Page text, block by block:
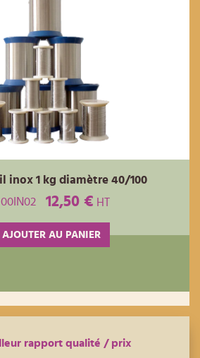
inox 1 kg diamètre 40/100
12,50 € HT
AJOUTER AU PANIER
rapport qualité / prix